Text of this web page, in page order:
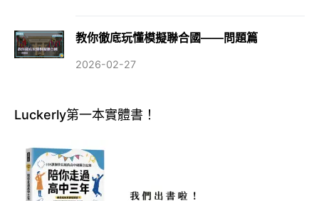
教你徹底玩懂模擬聯合國——問題篇
2026-02-27
Luckerly第一本實體書！